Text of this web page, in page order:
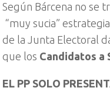
Según Bárcena no se
“muy sucia”
de la Junta Electoral
que los Candidatos a
EL PP SOLO